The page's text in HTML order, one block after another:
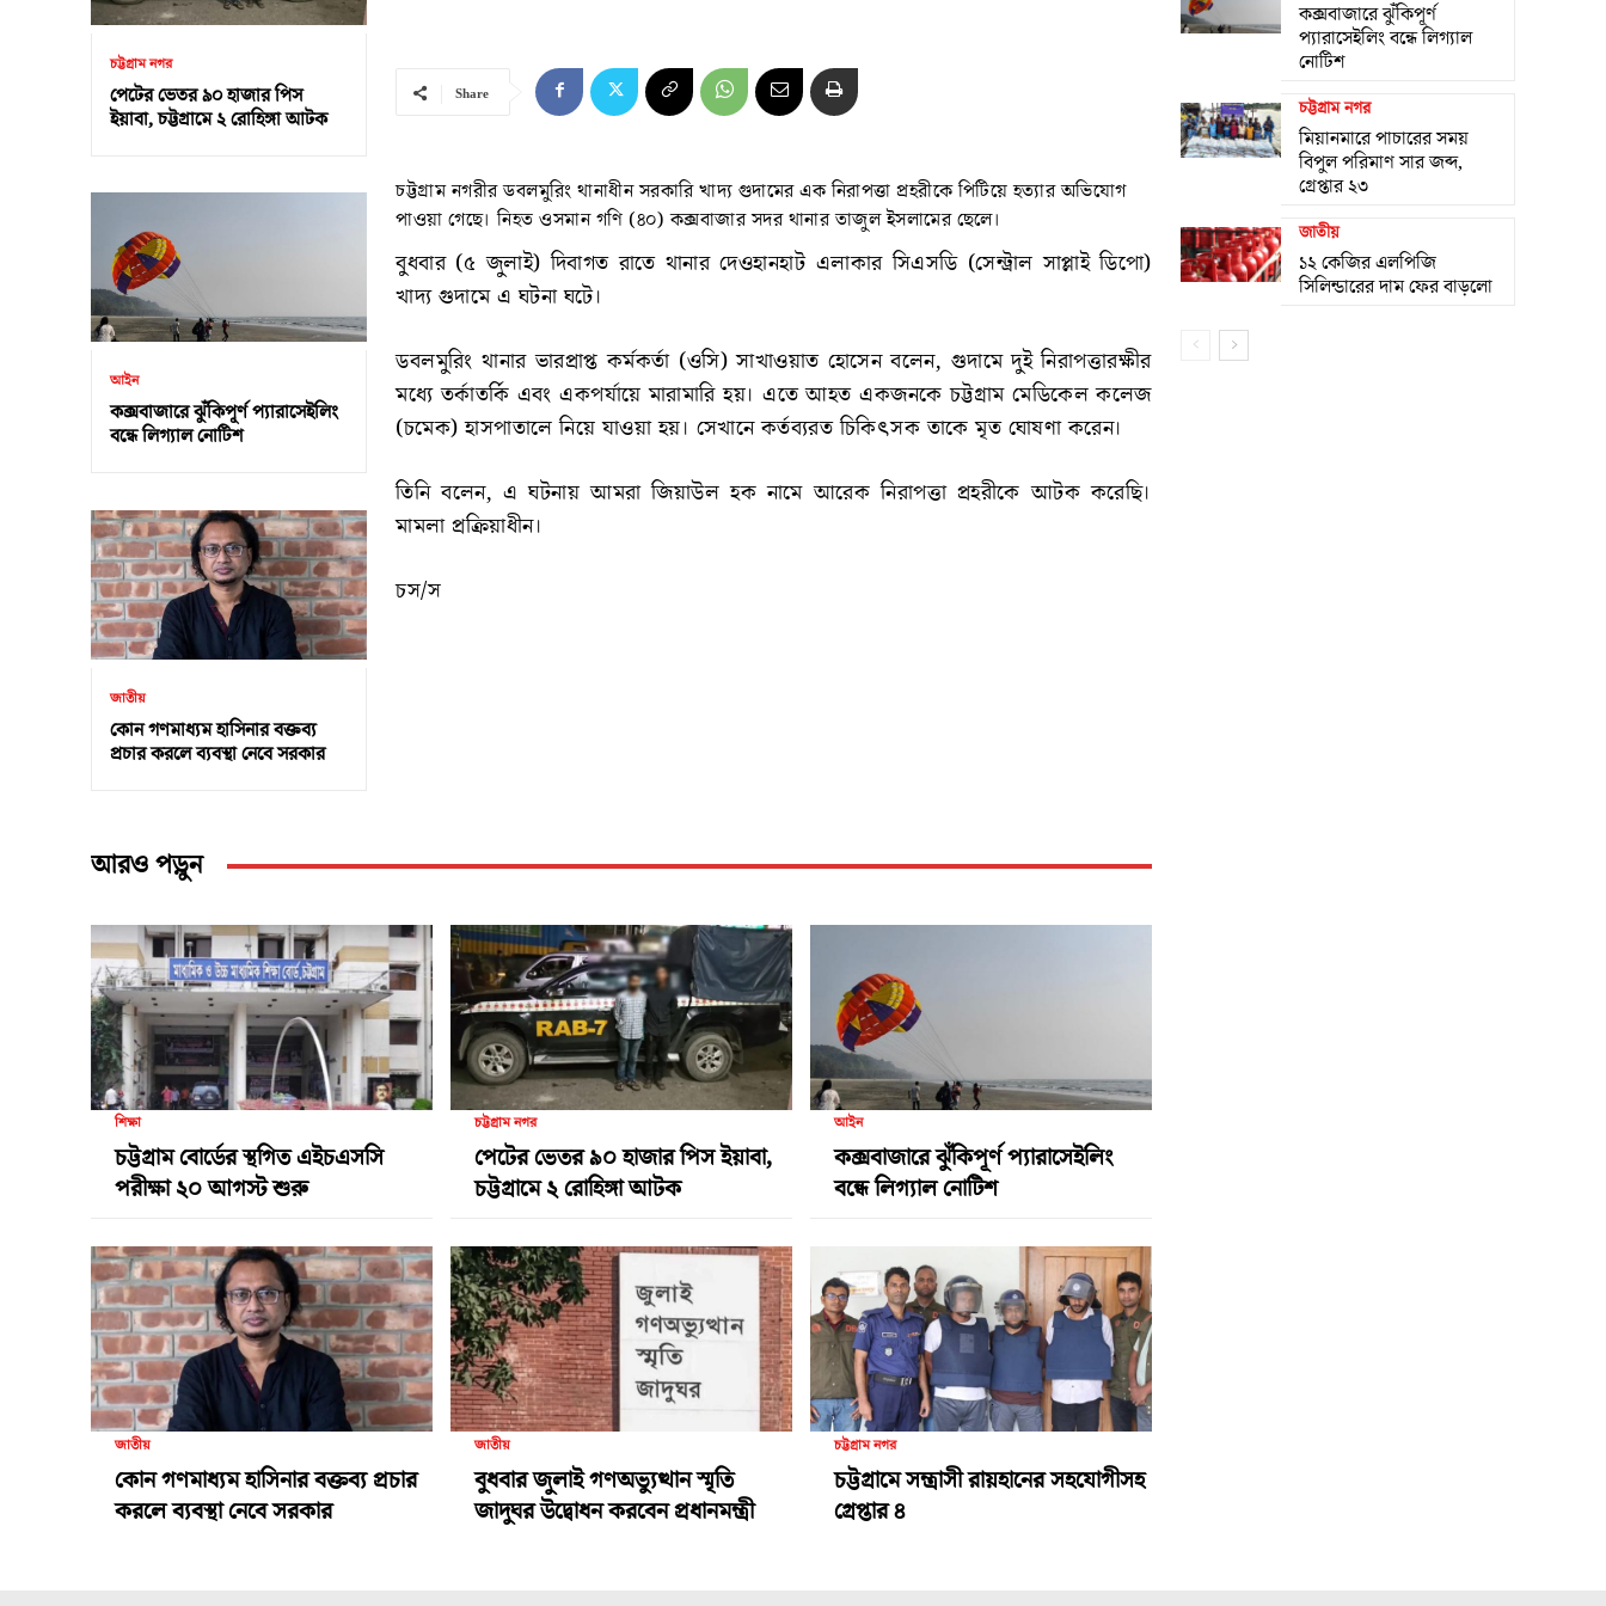
চট্টগ্রাম নগর
পেটের ভেতর ৯০ হাজার পিস
ইয়াবা, চট্টগ্রামে ২ রোহিঙ্গা আটক
আইন
কক্সবাজারে ঝুঁকিপূর্ণ প্যারাসেইলিং
বন্ধে লিগ্যাল নোটিশ
জাতীয়
কোন গণমাধ্যম হাসিনার বক্তব্য
প্রচার করলে ব্যবস্থা নেবে সরকার
Share
চট্টগ্রাম নগরীর ডবলমুরিং থানাধীন সরকারি খাদ্য গুদামের এক নিরাপত্তা প্রহরীকে পিটিয়ে হত্যার অভিযোগ
পাওয়া গেছে। নিহত ওসমান গণি (৪০) কক্সবাজার সদর থানার তাজুল ইসলামের ছেলে।
বুধবার (৫ জুলাই) দিবাগত রাতে থানার দেওহানহাট এলাকার সিএসডি (সেন্ট্রাল সাপ্লাই ডিপো)
খাদ্য গুদামে এ ঘটনা ঘটে।
ডবলমুরিং থানার ভারপ্রাপ্ত কর্মকর্তা (ওসি) সাখাওয়াত হোসেন বলেন, গুদামে দুই নিরাপত্তারক্ষীর
মধ্যে তর্কাতর্কি এবং একপর্যায়ে মারামারি হয়। এতে আহত একজনকে চট্টগ্রাম মেডিকেল কলেজ
(চমেক) হাসপাতালে নিয়ে যাওয়া হয়। সেখানে কর্তব্যরত চিকিৎসক তাকে মৃত ঘোষণা করেন।
তিনি বলেন, এ ঘটনায় আমরা জিয়াউল হক নামে আরেক নিরাপত্তা প্রহরীকে আটক করেছি।
মামলা প্রক্রিয়াধীন।
চস/স
আরও পড়ুন
শিক্ষা
চট্টগ্রাম বোর্ডের স্থগিত এইচএসসি
পরীক্ষা ২০ আগস্ট শুরু
চট্টগ্রাম নগর
পেটের ভেতর ৯০ হাজার পিস ইয়াবা,
চট্টগ্রামে ২ রোহিঙ্গা আটক
আইন
কক্সবাজারে ঝুঁকিপূর্ণ প্যারাসেইলিং
বন্ধে লিগ্যাল নোটিশ
জাতীয়
কোন গণমাধ্যম হাসিনার বক্তব্য প্রচার
করলে ব্যবস্থা নেবে সরকার
জাতীয়
বুধবার জুলাই গণঅভ্যুত্থান স্মৃতি
জাদুঘর উদ্বোধন করবেন প্রধানমন্ত্রী
চট্টগ্রাম নগর
চট্টগ্রামে সন্ত্রাসী রায়হানের সহযোগীসহ
গ্রেপ্তার ৪
কক্সবাজারে ঝুঁকিপূর্ণ
প্যারাসেইলিং বন্ধে লিগ্যাল
নোটিশ
চট্টগ্রাম নগর
মিয়ানমারে পাচারের সময়
বিপুল পরিমাণ সার জব্দ,
গ্রেপ্তার ২৩
জাতীয়
১২ কেজির এলপিজি
সিলিন্ডারের দাম ফের বাড়লো